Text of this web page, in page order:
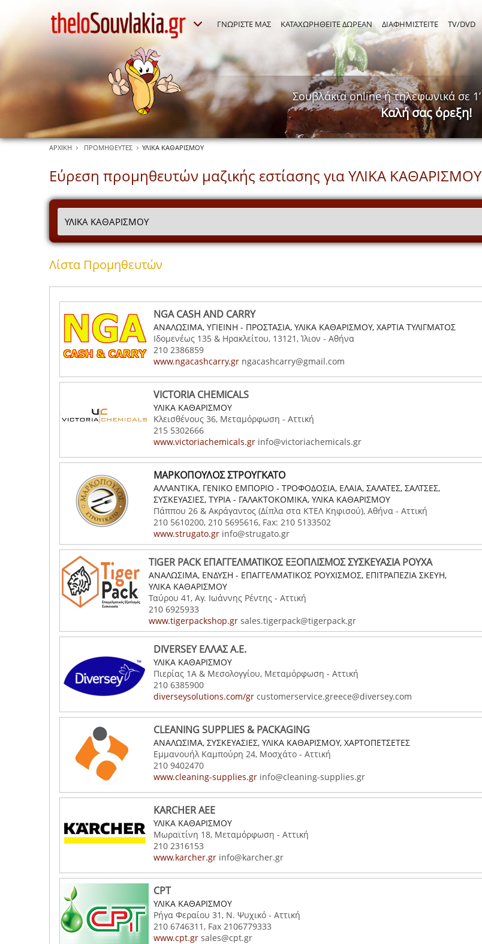
ΓΝΩΡΙΣΤΕ ΜΑΣ ΚΑΤΑΧΩΡΗΘΕΙΤΕ ΔΩΡΕΑΝ ΔΙΑΦΗΜΙΣΤΕΙΤΕ TV/DVD
Σουβλάκια online ή τηλεφωνικά σε 1’
Καλή σας όρεξη!
ΑΡΧΙΚΗ ΠΡΟΜΗΘΕΥΤΕΣ ΥΛΙΚΑ ΚΑΘΑΡΙΣΜΟΥ
Εύρεση προμηθευτών μαζικής εστίασης για ΥΛΙΚΑ ΚΑΘΑΡΙΣΜΟΥ
Λίστα Προμηθευτών
NGA CASH AND CARRY
ΑΝΑΛΩΣΙΜΑ, ΥΓΙΕΙΝΗ - ΠΡΟΣΤΑΣΙΑ, ΥΛΙΚΑ ΚΑΘΑΡΙΣΜΟΥ, ΧΑΡΤΙΑ ΤΥΛΙΓΜΑΤΟΣ
Ιδομενέως 135 & Ηρακλείτου, 13121, Ίλιον - Αθήνα
210 2386859
www.ngacashcarry.gr ngacashcarry@gmail.com
VICTORIA CHEMICALS
ΥΛΙΚΑ ΚΑΘΑΡΙΣΜΟΥ
Κλεισθένους 36, Μεταμόρφωση - Αττική
215 5302666
www.victoriachemicals.gr info@victoriachemicals.gr
ΜΑΡΚΟΠΟΥΛΟΣ ΣΤΡΟΥΓΚΑΤΟ
ΑΛΛΑΝΤΙΚΑ, ΓΕΝΙΚΟ ΕΜΠΟΡΙΟ - ΤΡΟΦΟΔΟΣΙΑ, ΕΛΑΙΑ, ΣΑΛΑΤΕΣ, ΣΑΛΤΣΕΣ,
ΣΥΣΚΕΥΑΣΙΕΣ, ΤΥΡΙΑ - ΓΑΛΑΚΤΟΚΟΜΙΚΑ, ΥΛΙΚΑ ΚΑΘΑΡΙΣΜΟΥ
Πάππου 26 & Ακράγαντος (Δίπλα στα ΚΤΕΛ Κηφισού), Αθήνα - Αττική
210 5610200, 210 5695616, Fax: 210 5133502
www.strugato.gr info@strugato.gr
TIGER PACK ΕΠΑΓΓΕΛΜΑΤΙΚΟΣ ΕΞΟΠΛΙΣΜΟΣ ΣΥΣΚΕΥΑΣΙΑ ΡΟΥΧΑ
ΑΝΑΛΩΣΙΜΑ, ΕΝΔΥΣΗ - ΕΠΑΓΓΕΛΜΑΤΙΚΟΣ ΡΟΥΧΙΣΜΟΣ, ΕΠΙΤΡΑΠΕΖΙΑ ΣΚΕΥΗ,
ΥΛΙΚΑ ΚΑΘΑΡΙΣΜΟΥ
Ταύρου 41, Αγ. Ιωάννης Ρέντης - Αττική
210 6925933
www.tigerpackshop.gr sales.tigerpack@tigerpack.gr
DIVERSEY ΕΛΛΑΣ Α.Ε.
ΥΛΙΚΑ ΚΑΘΑΡΙΣΜΟΥ
Πιερίας 1Α & Μεσολογγίου, Μεταμόρφωση - Αττική
210 6385900
diverseysolutions.com/gr customerservice.greece@diversey.com
CLEANING SUPPLIES & PACKAGING
ΑΝΑΛΩΣΙΜΑ, ΣΥΣΚΕΥΑΣΙΕΣ, ΥΛΙΚΑ ΚΑΘΑΡΙΣΜΟΥ, ΧΑΡΤΟΠΕΤΣΕΤΕΣ
Εμμανουήλ Καμπούρη 24, Μοσχάτο - Αττική
210 9402470
www.cleaning-supplies.gr info@cleaning-supplies.gr
KARCHER AEE
ΥΛΙΚΑ ΚΑΘΑΡΙΣΜΟΥ
Μωραϊτίνη 18, Μεταμόρφωση - Αττική
210 2316153
www.karcher.gr info@karcher.gr
CPT
ΥΛΙΚΑ ΚΑΘΑΡΙΣΜΟΥ
Ρήγα Φεραίου 31, Ν. Ψυχικό - Αττική
210 6746311, Fax 2106779333
www.cpt.gr sales@cpt.gr